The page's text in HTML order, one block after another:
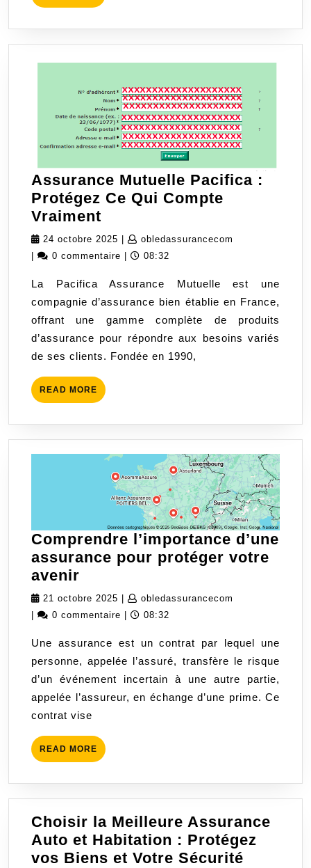
MORE
Assurance Mutuelle Pacifica :
Protégez Ce Qui Compte
Vraiment
Mutuelle
Pacifica
Protégez
Ce
Qui
Compte
Vraiment
24 octobre 2025 24
octobre
obledassurancecom
0 commentaire 08:32
La Pacifica Assurance Mutuelle est une
compagnie d’assurance bien établie en France,
offrant une gamme complète de produits
d’assurance pour répondre aux besoins variés
de ses clients. Fondée en 1990,
READ MORE READ
MORE
Comprendre l’importance d’une
assurance pour protéger votre
avenir
l’importance
d’une
pour
protéger
votre
avenir
21 octobre 2025 21
octobre
obledassurancecom
0 commentaire 08:32
Une assurance est un contrat par lequel une
personne, appelée l’assuré, transfère le risque
d’un événement incertain à une autre partie,
appelée l’assureur, en échange d’une prime. Ce
contrat vise
READ MORE READ
MORE
Choisir la Meilleure Assurance
Auto et Habitation : Protégez
vos Biens et Votre Sécurité